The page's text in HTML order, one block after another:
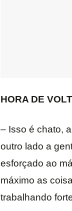
HORA DE
– Isso é chato,
outro lado a
esforçado ao
máximo as
trabalhando